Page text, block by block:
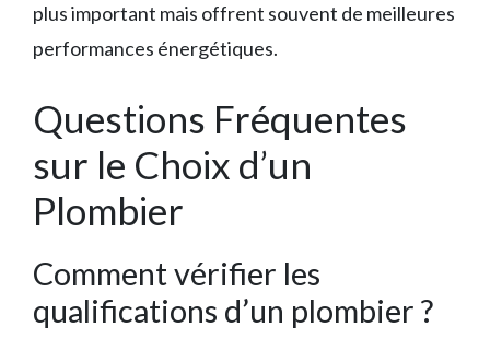
plus important mais offrent souvent de meilleures
performances énergétiques.
Questions Fréquentes
sur le Choix d’un
Plombier
Comment vérifier les
qualifications d’un plombier ?